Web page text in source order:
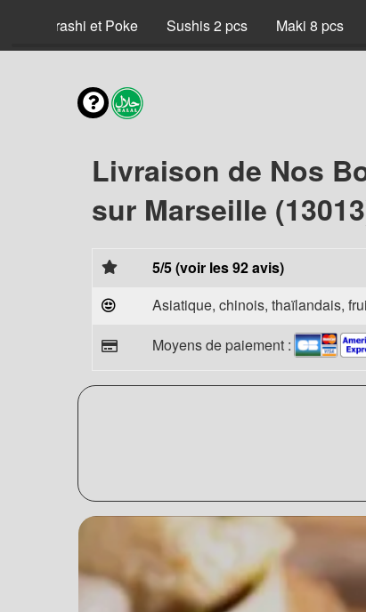
Chirashi et Poke Sushis 2 pcs Maki 8 pcs
Livraison de Nos
sur Marseille
5/5 (voir les 92 avis)
Asiatique, chinois, thaïlandais,
Moyens de paiement :